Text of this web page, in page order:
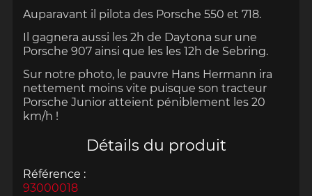
Auparavant il pilota des Porsche 550 et 718.
Il gagnera aussi les 2h de Daytona sur une
Porsche 907 ainsi que les les 12h de Sebring.
Sur notre photo, le pauvre Hans Hermann ira
nettement moins vite puisque son tracteur
Porsche Junior atteient péniblement les 20
km/h !
Détails du produit
Référence :
93000018